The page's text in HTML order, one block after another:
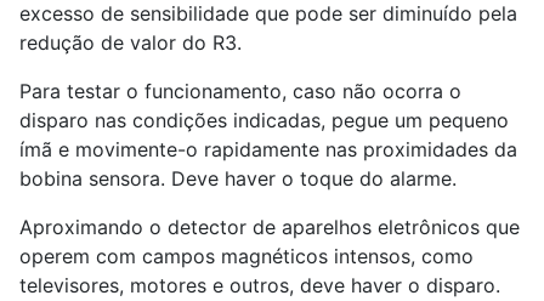
excesso de sensibilidade que pode ser diminuído pela
redução de valor do R3.
Para testar o funcionamento, caso não ocorra o
disparo nas condições indicadas, pegue um pequeno
ímã e movimente-o rapidamente nas proximidades da
bobina sensora. Deve haver o toque do alarme.
Aproximando o detector de aparelhos eletrônicos que
operem com campos magnéticos intensos, como
televisores, motores e outros, deve haver o disparo.